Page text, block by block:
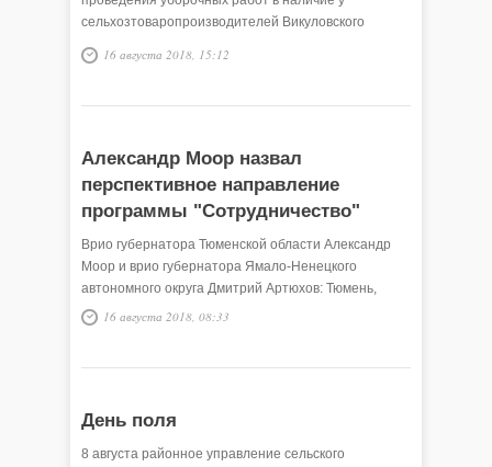
сельхозтоваропроизводителей Викуловского
района имеются 79 зерноуборочных комбайнов,
будут привлекаться трактора К-700, 20 частных
сельского хозяйства Федор Хайдуков.
16 августа 2018, 15:12
Александр Моор назвал
перспективное направление
программы "Сотрудничество"
Врио губернатора Тюменской области Александр
Моор и врио губернатора Ямало-Ненецкого
автономного округа Дмитрий Артюхов: Тюмень,
Ямал и Югра связаны не только экономикой, а
16 августа 2018, 08:33
День поля
8 августа районное управление сельского